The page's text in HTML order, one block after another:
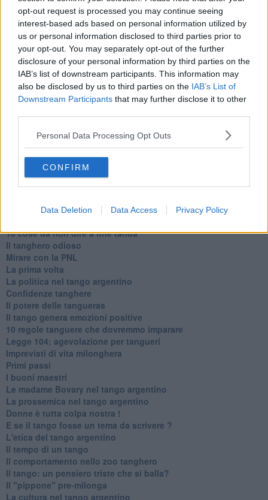
opt-out request is processed you may continue seeing
interest-based ads based on personal information utilized by
us or personal information disclosed to third parties prior to
your opt-out. You may separately opt-out of the further
disclosure of your personal information by third parties on the
IAB’s list of downstream participants. This information may
also be disclosed by us to third parties on the IAB’s List of
Downstream Participants that may further disclose it to other
Personal Data Processing Opt Outs
CONFIRM
Data Deletion Data Access Privacy Policy
Se vuoi leggere le notizie principali della Toscana iscriviti alla
Newsletter QUInews - ToscanaMedia. Arriva gratis tutti i giorni
alle 20:00 direttamente nella tua casella di posta.
Basta cliccareQUI
Ti potrebbe interessare anche:
Articoli dal Blog “Parole milonguere” di Maria Caruso
Diario di una tanghera
Il tanguero che entra in pista
Sedotti e abbandonati nel tango argentino
Il kamasutango
10 cose da non dire a fine tanda
Il tanghero odioso
Mirare con la PNL
La prima volta
La politica nel tango argentino
Confidenze tanghere
Il potere delle tangueras
Il tango genera emozioni positive
10 regole tanguere che dovremmo imparare
Legge 104: agevolazione per tangueri
Imprevisti di vita milonghera
Primi passi
I buoni maestri
Le madame Bovary nel tango argentino
La prossemica nel tango argentino
Donne è tutta colpa nostra !
E se il tango fosse un tema da scrivere ?
L'etica del tango argentino
Il tempo di un tango
Il comportamento nello zoo tanghero
Il tango: un pensiero triste che si balla?
Il "pippone" pre-milonga
La cultura nel tango argentino